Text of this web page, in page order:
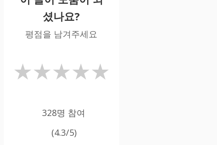
셨나요?
평점을 남겨주세요
★★★★★
328명 참여
(4.3/5)